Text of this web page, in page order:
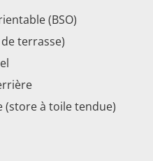
(BSO)
terrasse)
(store à toile tendue)